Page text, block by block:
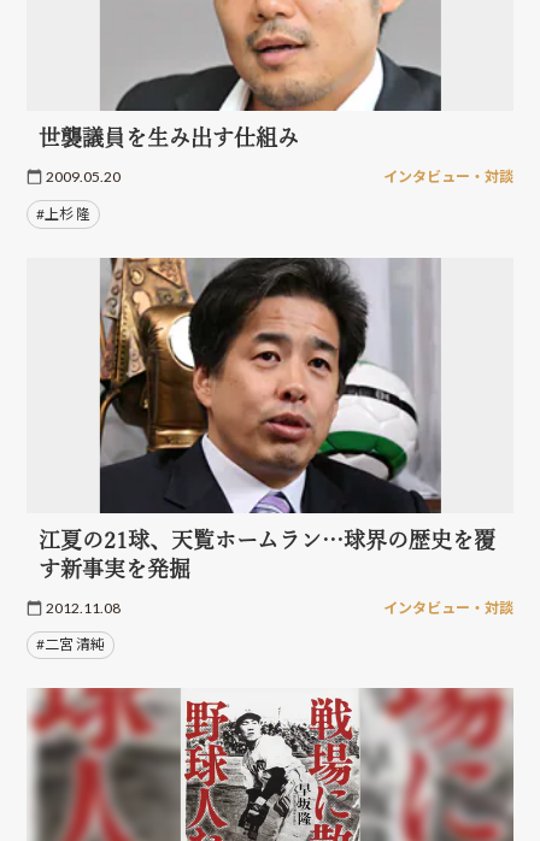
世襲議員を生み出す仕組み
2009.05.20 インタビュー・対談
#上杉 隆
江夏の21球、天覧ホームラン…球界の歴史を覆
す新事実を発掘
2012.11.08 インタビュー・対談
#二宮 清純